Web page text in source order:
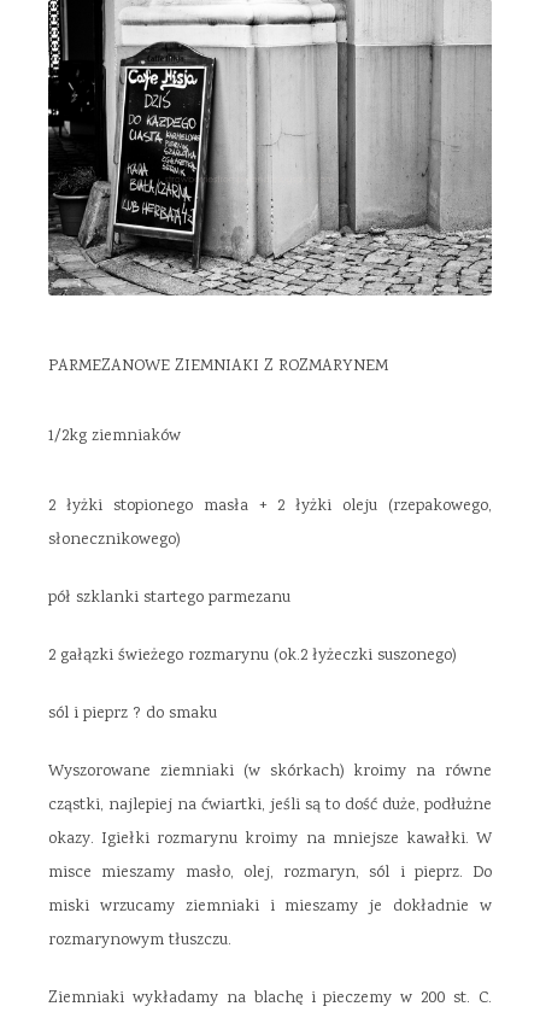
PARMEZANOWE ZIEMNIAKI Z ROZMARYNEM
1/2kg ziemniaków
2 łyżki stopionego masła + 2 łyżki oleju (rzepakowego,
słonecznikowego)
pół szklanki startego parmezanu
2 gałązki świeżego rozmarynu (ok.2 łyżeczki suszonego)
sól i pieprz ? do smaku
Wyszorowane ziemniaki (w skórkach) kroimy na równe
cząstki, najlepiej na ćwiartki, jeśli są to dość duże, podłużne
okazy. Igiełki rozmarynu kroimy na mniejsze kawałki. W
misce mieszamy masło, olej, rozmaryn, sól i pieprz. Do
miski wrzucamy ziemniaki i mieszamy je dokładnie w
rozmarynowym tłuszczu.
Ziemniaki wykładamy na blachę i pieczemy w 200 st. C.